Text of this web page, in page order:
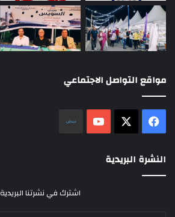
مواقع التواصل الاجتماعي
فيسبوك ‫YouTube
النشرة البريدية
اشترك في نشرتنا البريدية